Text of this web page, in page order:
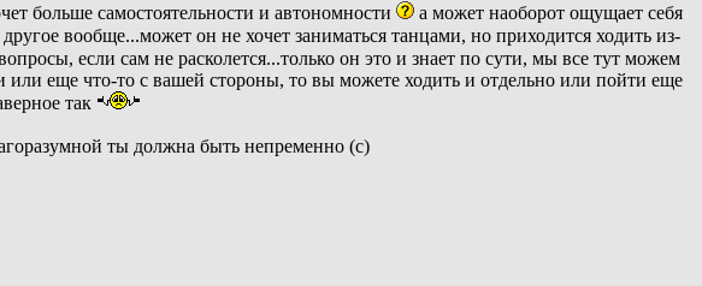
больше самостоятельности и автономности
а может наоборот ощущает себя
вообще...может он не хочет заниматься танцами, но приходится ходить из-
если сам не расколется...только он это и знает по сути, мы все тут можем
или еще что-то с вашей стороны, то вы можете ходить и отдельно или пойти еще
так
ты должна быть непременно (с)